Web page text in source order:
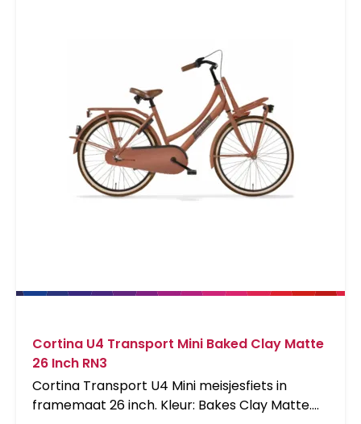
Cortina U4 Transport Mini Baked Clay Matte
26 Inch RN3
Cortina Transport U4 Mini meisjesfiets in
framemaat 26 inch. Kleur: Bakes Clay Matte.